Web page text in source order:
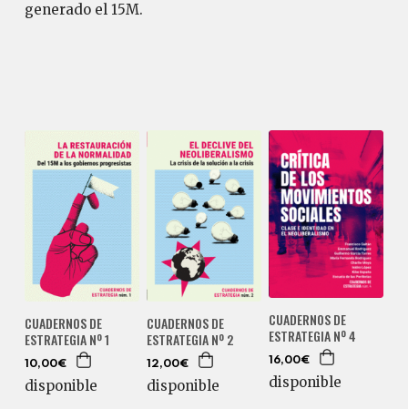
generado el 15M.
CUADERNOS DE
ESTRATEGIA Nº 1
10,00€
disponible
CUADERNOS DE
ESTRATEGIA Nº 2
12,00€
disponible
CUADERNOS DE
ESTRATEGIA Nº 4
16,00€
disponible